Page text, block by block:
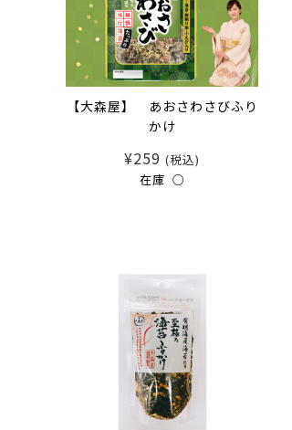
【大森屋】 あおさわさびふり
かけ
¥259 (税込)
在庫 ○